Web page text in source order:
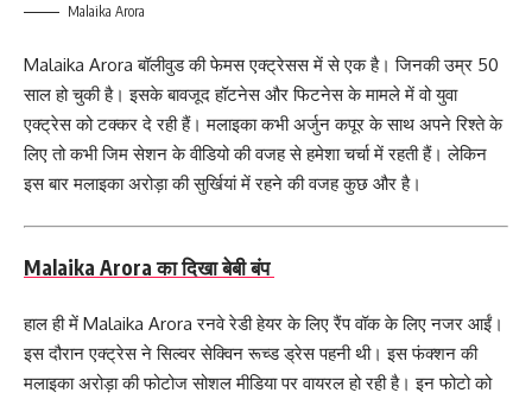
Malaika Arora
Malaika Arora बॉलीवुड की फेमस एक्ट्रेसस में से एक है। जिनकी उम्र 50
साल हो चुकी है। इसके बावजूद हॉटनेस और फिटनेस के मामले में वो युवा
एक्ट्रेस को टक्कर दे रही हैं। मलाइका कभी अर्जुन कपूर के साथ अपने रिश्ते के
लिए तो कभी जिम सेशन के वीडियो की वजह से हमेशा चर्चा में रहती हैं। लेकिन
इस बार मलाइका अरोड़ा की सुर्खियां में रहने की वजह कुछ और है।
Malaika Arora का दिखा बेबी बंप
हाल ही में Malaika Arora रनवे रेडी हेयर के लिए रैंप वॉक के लिए नजर आईं।
इस दौरान एक्ट्रेस ने सिल्वर सेक्विन रूच्ड ड्रेस पहनी थी। इस फंक्शन की
मलाइका अरोड़ा की फोटोज सोशल मीडिया पर वायरल हो रही है। इन फोटो को